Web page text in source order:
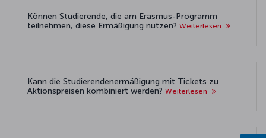
Können Studierende, die am Erasmus-Programm
teilnehmen, diese Ermäßigung nutzen? Weiterlesen
Kann die Studierendenermäßigung mit Tickets zu
Aktionspreisen kombiniert werden? Weiterlesen